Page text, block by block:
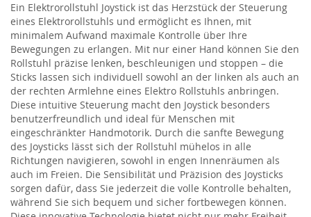
Ein Elektrorollstuhl Joystick ist das Herzstück der Steuerung
eines Elektrorollstuhls und ermöglicht es Ihnen, mit
minimalem Aufwand maximale Kontrolle über Ihre
Bewegungen zu erlangen. Mit nur einer Hand können Sie den
Rollstuhl präzise lenken, beschleunigen und stoppen – die
Sticks lassen sich individuell sowohl an der linken als auch an
der rechten Armlehne eines Elektro Rollstuhls anbringen.
Diese intuitive Steuerung macht den Joystick besonders
benutzerfreundlich und ideal für Menschen mit
eingeschränkter Handmotorik. Durch die sanfte Bewegung
des Joysticks lässt sich der Rollstuhl mühelos in alle
Richtungen navigieren, sowohl in engen Innenräumen als
auch im Freien. Die Sensibilität und Präzision des Joysticks
sorgen dafür, dass Sie jederzeit die volle Kontrolle behalten,
während Sie sich bequem und sicher fortbewegen können.